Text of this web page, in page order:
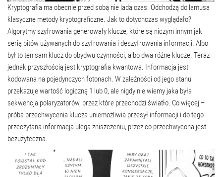
Kryptografia ma obecnie przed sobą nie lada czas. Odchodzą do lamusa
klasyczne metody kryptograficzne. Jak to dotychczas wyglądało?
Algorytmy szyfrowania generowały klucze, które są niczym innym jak
serią bitów używanych do szyfrowania i deszyfrowania informacji. Albo
był to ten sam klucz do obydwu czynności, albo dwa różne klucze. Teraz
jednak przyszłością jest kryptografia kwantowa. Informacja jest
kodowana na pojedynczych fotonach. W zależności od jego stanu
przekazuje wartość logiczną 1 lub 0, ale nigdy nie wiemy jaka była
sekwencja polaryzatorów, przez które przechodzi światło. Co więcej –
próba przechwycenia klucza uniemożliwia przesył informacji i do tego
przeczytana informacja ulega zniszczeniu, przez co przechwycona jest
bezużyteczna.